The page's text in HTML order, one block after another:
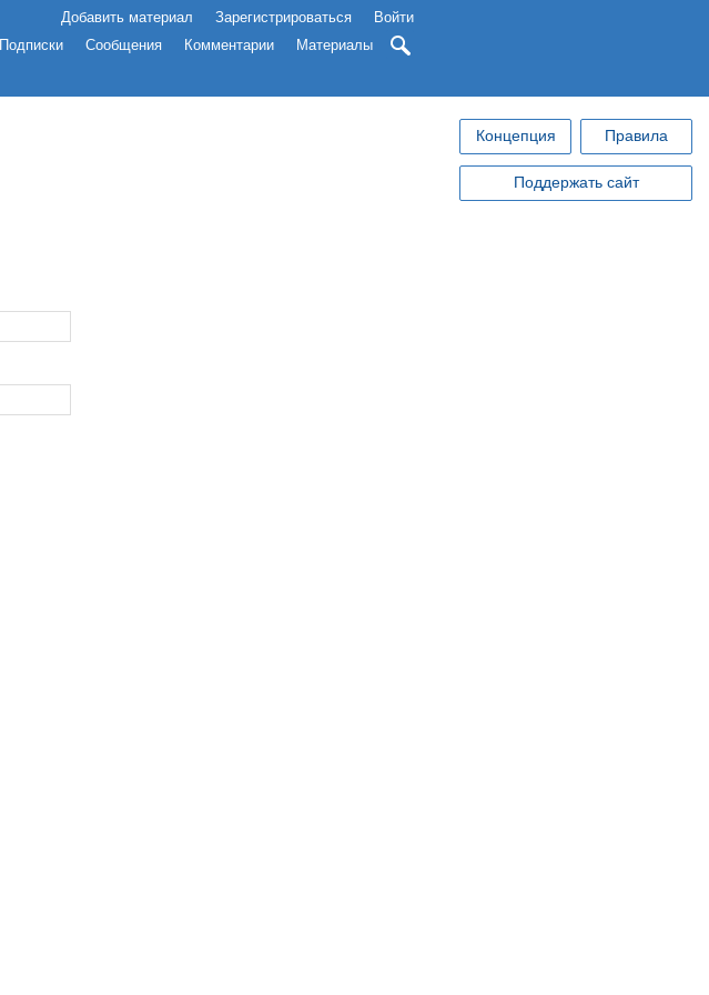
Добавить материал Зарегистрироваться
Войти
Подписки
Сообщения Комментарии Материалы
Концепция Правила
Поддержать сайт